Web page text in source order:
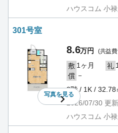
ハウスコム 小
301号室
写真を見る
8.6万円 (共益
敷 1ヶ月 礼
償 －
3階 / 1K / 32.78
2026/07/30 更新
ハウスコム 小